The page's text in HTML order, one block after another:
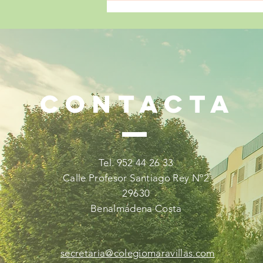
¡Mucho más que números!
🧠✨
CONTACTA
Tel. 952 44 26 33
Calle Profesor Santiago Rey Nº2
29630
Benalmádena Costa
secretaria@colegiomaravillas.com